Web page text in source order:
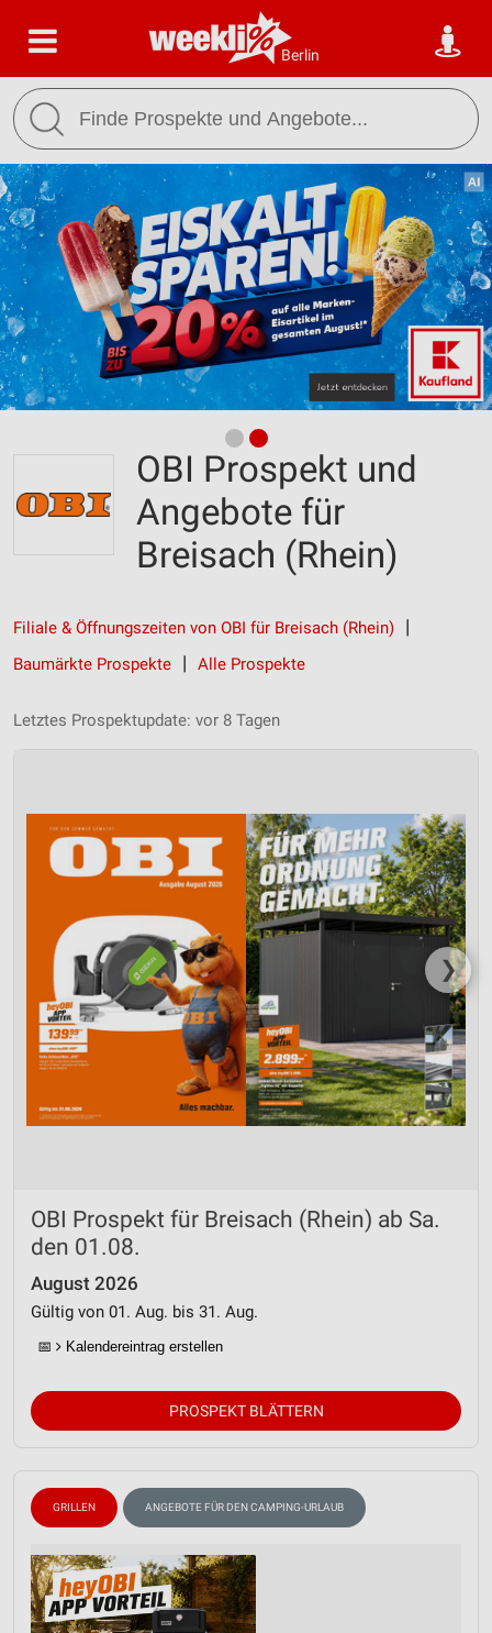
Berlin
OBI Prospekt und
Angebote für
Breisach (Rhein)
Filiale & Öffnungszeiten von OBI für Breisach (Rhein)
Baumärkte Prospekte
Alle Prospekte
Letztes Prospektupdate: vor 8 Tagen
❯
OBI Prospekt für Breisach (Rhein) ab Sa.
den 01.08.
August 2026
Gültig von 01. Aug. bis 31. Aug.
📅 Kalendereintrag erstellen
PROSPEKT BLÄTTERN
GRILLEN ANGEBOTE FÜR DEN CAMPING-URLAUB